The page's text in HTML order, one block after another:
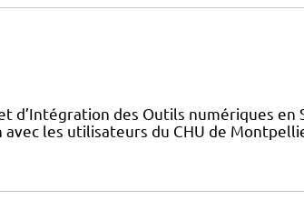
d’Intégration des Outils numériques
les utilisateurs du CHU de